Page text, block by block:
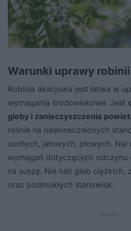
Warunki uprawy
Robinia akacjowa jest łatwa w
wymagania środowiskowe. Jest
gleby i zanieczyszczenia
rośnie na nasłonecznionych
suchych, jałowych, płowych.
wymagań dotyczących odczynu
na suszę. Nie lubi gleb ciężkich,
oraz podmokłych stanowisk.